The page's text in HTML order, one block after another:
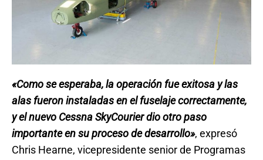
«Como se esperaba, la operación fue exitosa y las
alas fueron instaladas en el fuselaje correctamente,
y el nuevo Cessna SkyCourier dio otro paso
importante en su proceso de desarrollo», expresó
Chris Hearne, vicepresidente senior de Programas